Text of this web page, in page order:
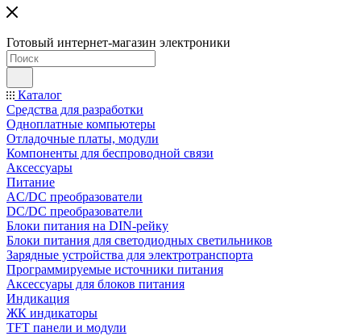
Готовый интернет-магазин электроники
Каталог
Средства для разработки
Одноплатные компьютеры
Отладочные платы, модули
Компоненты для беспроводной связи
Аксессуары
Питание
AC/DC преобразователи
DC/DC преобразователи
Блоки питания на DIN-рейку
Блоки питания для светодиодных светильников
Зарядные устройства для электротранспорта
Программируемые источники питания
Аксессуары для блоков питания
Индикация
ЖК индикаторы
TFT панели и модули